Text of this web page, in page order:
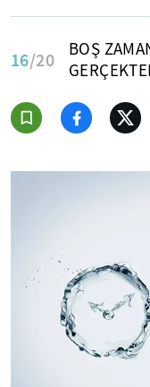
16/20
BOŞ